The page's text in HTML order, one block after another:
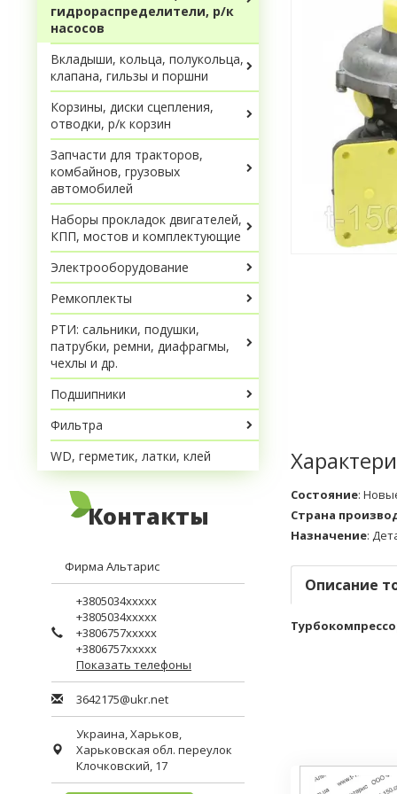
Состояние:
Страна
Назначение:
Описание
гидрораспределители, р/к
насосов
Вкладыши, кольца, полукольца,
клапана, гильзы и поршни
Корзины, диски сцепления,
отводки, р/к корзин
Запчасти для тракторов,
комбайнов, грузовых
автомобилей
Наборы прокладок двигателей,
КПП, мостов и комплектующие
Электрооборудование
Ремкоплекты
РТИ: сальники, подушки,
патрубки, ремни, диафрагмы,
чехлы и др.
Подшипники
Фильтра
WD, герметик, латки, клей
Контакты
Фирма Альтарис
+3805034xxxxx
+3805034xxxxx
+3806757xxxxx
+3806757xxxxx
Показать телефоны
3642175@ukr.net
Украина,Харьков,
Харьковская обл. переулок
Клочковский, 17